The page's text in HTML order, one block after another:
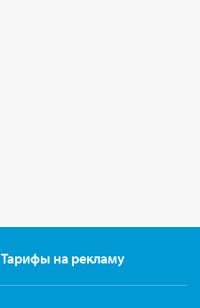
Тарифы на рекламу